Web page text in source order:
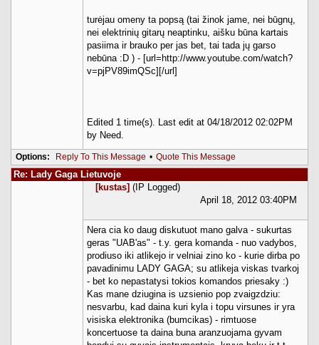
turėjau omeny ta popsą (tai žinok jame, nei būgnų,
nei elektrinių gitarų neaptinku, aišku būna kartais
pasiima ir brauko per jas bet, tai tada jų garso
nebūna :D ) - [url=http://www.youtube.com/watch?
v=pjPV89imQSc][/url]
Edited 1 time(s). Last edit at 04/18/2012 02:02PM
by Need.
Options: Reply To This Message • Quote This Message
Re: Lady Gaga Lietuvoje
[kustas] (IP Logged)
April 18, 2012 03:40PM
Nera cia ko daug diskutuot mano galva - sukurtas
geras "UAB'as" - t.y. gera komanda - nuo vadybos,
prodiuso iki atlikejo ir velniai zino ko - kurie dirba po
pavadinimu LADY GAGA; su atlikeja viskas tvarkoj
- bet ko nepastatysi tokios komandos priesaky :)
Kas mane dziugina is uzsienio pop zvaigzdziu:
nesvarbu, kad daina kuri kyla i topu virsunes ir yra
visiska elektronika (bumcikas) - rimtuose
koncertuose ta daina buna aranzuojama gyvam